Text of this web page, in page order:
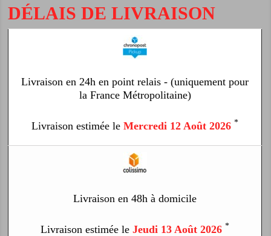
DÉLAIS DE LIVRAISON
Livraison en 24h en point relais - (uniquement pour
la France Métropolitaine)
Livraison estimée le Mercredi 12 Août 2026 *
Livraison en 48h à domicile
Livraison estimée le Jeudi 13 Août 2026 *